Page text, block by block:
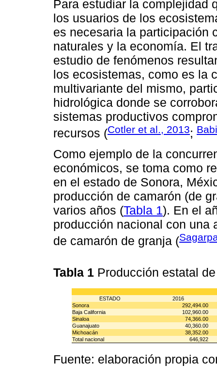
Para estudiar la complejidad
los usuarios de los
es necesaria la participación
naturales y la economía. El
estudio de fenómenos
los ecosistemas, como es la
multivariante del mismo,
hidrológica donde se
sistemas productivos
recursos (Cotler et al., 2013;
Como ejemplo de la
económicos, se toma como
en el estado de Sonora,
producción de camarón (de
varios años (Tabla 1). En el
producción nacional con una
de camarón de granja (
Tabla 1 Producción estatal
ESTADO
2016
Sonora
292,494.00
Baja California
102,960.00
Sinaloa
74,366.00
Guanajuato
40,360.00
Michoacán
38,352.00
Total nacional
646,922
Fuente: elaboración propia